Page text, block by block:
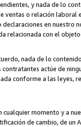
y nada de lo
ventas o relación
en nuestro
relacionada con el
nada de lo
actúe de
conforme a las leyes,
momento y a
de cambio, de